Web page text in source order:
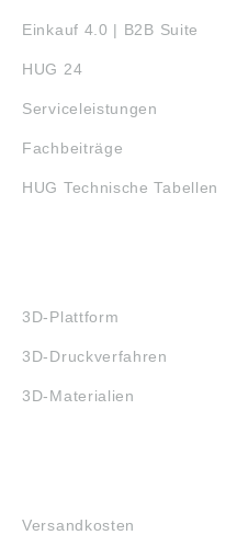
Einkauf 4.0 | B2B Suite
HUG 24
Serviceleistungen
Fachbeiträge
HUG Technische Tabellen
3D-Plattform
3D-Druckverfahren
3D-Materialien
Versandkosten